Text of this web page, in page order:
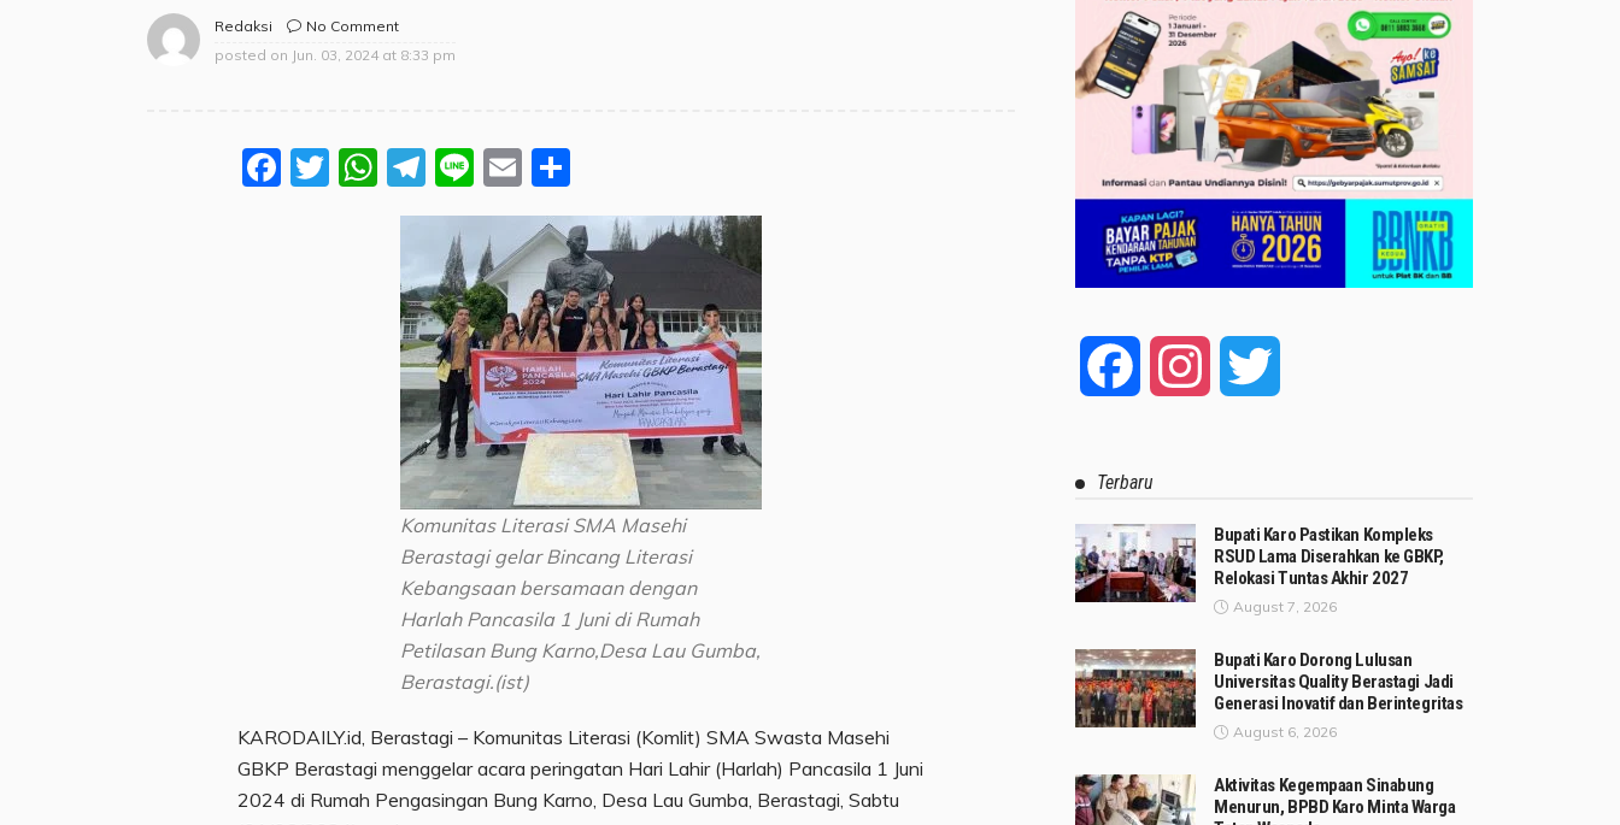
Redaksi
No Comment
posted on Jun. 03, 2024 at 8:33 pm
Facebook
Twitter
WhatsApp
Telegram
LineEmail
Komunitas Literasi SMA Masehi
Berastagi gelar Bincang Literasi
Kebangsaan bersamaan dengan
Harlah Pancasila 1 Juni di Rumah
Petilasan Bung Karno,Desa Lau Gumba,
Berastagi.(ist)
KARODAILY.id, Berastagi – Komunitas Literasi (Komlit) SMA Swasta Masehi
GBKP Berastagi menggelar acara peringatan Hari Lahir (Harlah) Pancasila 1 Juni
2024 di Rumah Pengasingan Bung Karno, Desa Lau Gumba, Berastagi, Sabtu
Facebook Instagram
Terbaru
Bupati Karo Pastikan Kompleks
RSUD Lama Diserahkan ke GBKP,
Relokasi Tuntas Akhir 2027
August 7, 2026
Bupati Karo Dorong Lulusan
Universitas Quality Berastagi Jadi
Generasi Inovatif dan Berintegritas
August 6, 2026
Aktivitas Kegempaan Sinabung
Menurun, BPBD Karo Minta Warga